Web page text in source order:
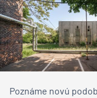
Poznáme novú